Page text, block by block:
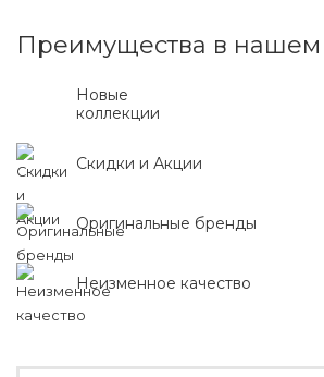
Преимущества в нашем
Новые
коллекции
Скидки и Акции
Оригинальные бренды
Неизменное качество